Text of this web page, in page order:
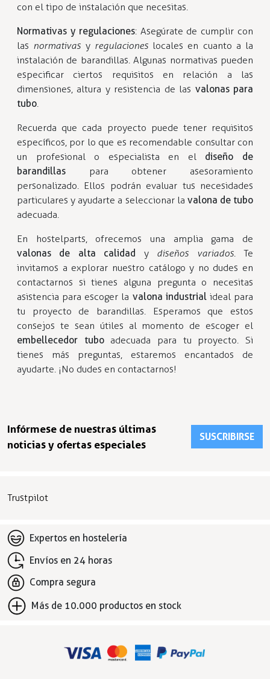
con el tipo de instalación que necesitas.
Normativas y regulaciones: Asegúrate de cumplir con
las normativas y regulacioneslocales en cuanto a la
instalación de barandillas. Algunas normativas pueden
especificar ciertos requisitos en relación a las
dimensiones, altura y resistencia de las valonas para
tubo.
Recuerda que cada proyecto puede tener requisitos
específicos, por lo que es recomendable consultar con
un profesional o especialista en el diseño de
barandillas para obtener asesoramiento
personalizado. Ellos podrán evaluar tus necesidades
particulares y ayudarte a seleccionar la valona de tubo
adecuada.
En hostelparts, ofrecemos una amplia gama de
valonas de alta calidad y diseños variados. Te
invitamos a explorar nuestro catálogo y no dudes en
contactarnos si tienes alguna pregunta o necesitas
asistencia para escoger la valona industrialideal para
tu proyecto de barandillas. Esperamos que estos
consejos te sean útiles al momento de escoger el
embellecedor tuboadecuada para tu proyecto. Si
tienes más preguntas, estaremos encantados de
ayudarte. ¡No dudes en contactarnos!
Infórmese de nuestras últimas
noticias y ofertas especiales
SUSCRIBIRSE
Trustpilot
Expertos en hostelería
Envíos en 24 horas
Compra segura
Más de 10.000 productos en stock